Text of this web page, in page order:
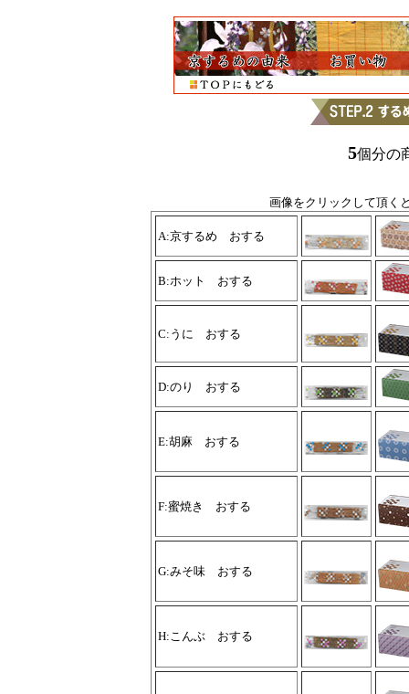
5個分の
画像をクリックして頂く
A:京するめ おする
B:ホット おする
C:うに おする
D:のり おする
E:胡麻 おする
F:蜜焼き おする
G:みそ味 おする
H:こんぶ おする